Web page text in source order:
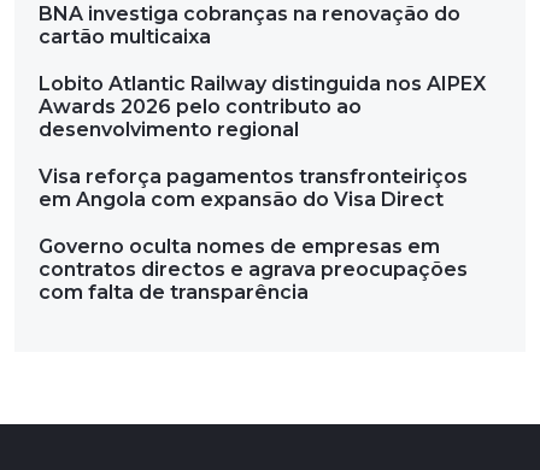
BNA investiga cobranças na renovação do
cartão multicaixa
Lobito Atlantic Railway distinguida nos AIPEX
Awards 2026 pelo contributo ao
desenvolvimento regional
Visa reforça pagamentos transfronteiriços
em Angola com expansão do Visa Direct
Governo oculta nomes de empresas em
contratos directos e agrava preocupações
com falta de transparência